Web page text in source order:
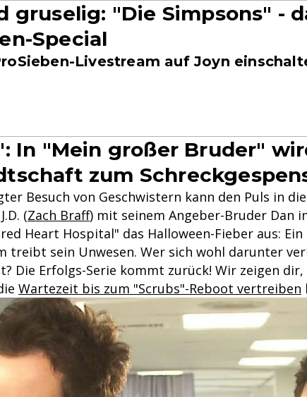
gruselig: "Die Simpsons" -
Special
Livestream auf Joyn
In "Mein großer Bruder"
zum
Besuch von Geschwistern kann den Puls in
(Zach Braff) mit seinem Angeber-Bruder Dan
Heart Hospital" das Halloween-Fieber aus:
treibt sein Unwesen. Wer sich wohl darunter
Die Erfolgs-Serie kommt zurück! Wir zeigen
Wartezeit bis zum "Scrubs"-Reboot vertreiben